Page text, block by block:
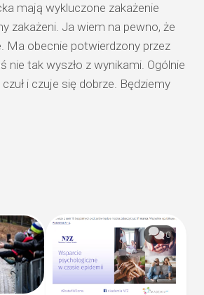
mają wykluczone zakażenie
zakażeni. Ja wiem na pewno, że
Ma obecnie potwierdzony przez
nie tak wyszło z wynikami. Ogólnie
i czuje się dobrze. Będziemy
0